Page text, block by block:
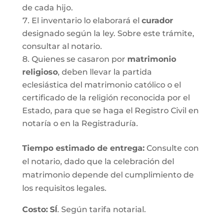
de cada hijo.
El inventario lo elaborará el curador
designado según la ley. Sobre este trámite,
consultar al notario.
Quienes se casaron por matrimonio
religioso, deben llevar la partida
eclesiástica del matrimonio católico o el
certificado de la religión reconocida por el
Estado, para que se haga el Registro Civil en
notaría o en la Registraduría.
Tiempo estimado de entrega:Consulte con
el notario, dado que la celebración del
matrimonio depende del cumplimiento de
los requisitos legales.
Costo: SÍ. Según tarifa notarial.